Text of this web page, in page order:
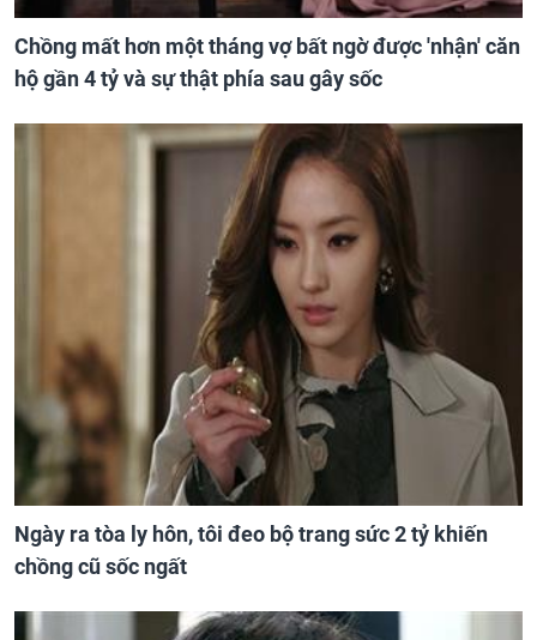
Chồng mất hơn một tháng vợ bất ngờ được 'nhận' căn
hộ gần 4 tỷ và sự thật phía sau gây sốc
Ngày ra tòa ly hôn, tôi đeo bộ trang sức 2 tỷ khiến
chồng cũ sốc ngất